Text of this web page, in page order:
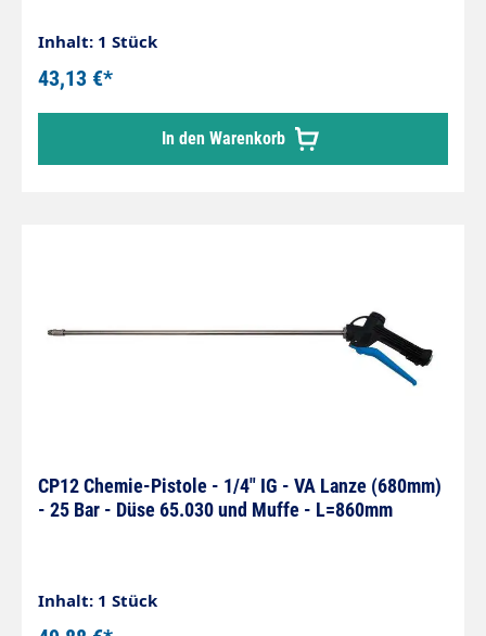
Inhalt: 1 Stück
43,13 €*
In den Warenkorb
CP12 Chemie-Pistole - 1/4" IG - VA Lanze (680mm)
- 25 Bar - Düse 65.030 und Muffe - L=860mm
Inhalt: 1 Stück